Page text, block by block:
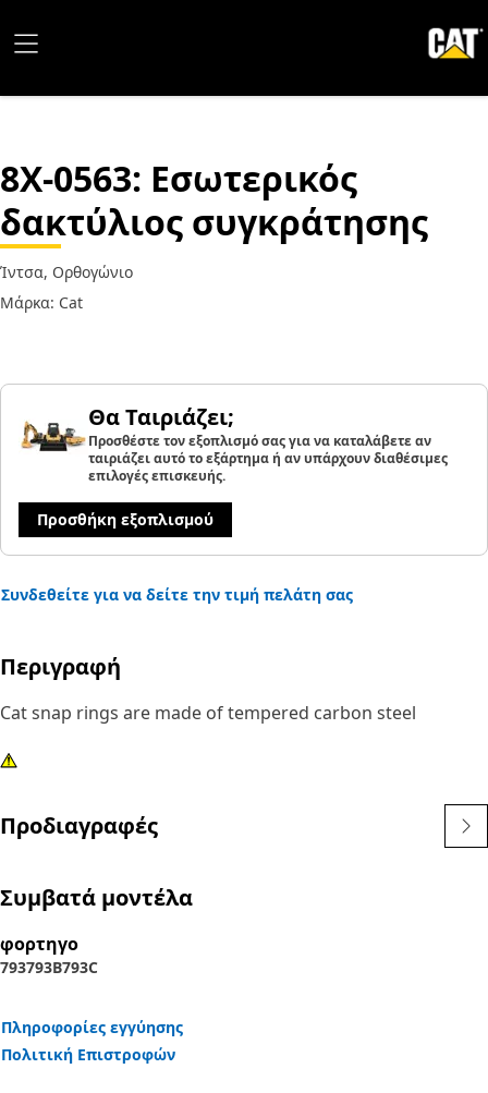
8X-0563: Εσωτερικός
δακτύλιος συγκράτησης
Ίντσα, Ορθογώνιο
Μάρκα: Cat
Θα Ταιριάζει;
Προσθέστε τον εξοπλισμό σας για να καταλάβετε αν
ταιριάζει αυτό το εξάρτημα ή αν υπάρχουν διαθέσιμες
επιλογές επισκευής.
Προσθήκη εξοπλισμού
Συνδεθείτε για να δείτε την τιμή πελάτη σας
Περιγραφή
Cat snap rings are made of tempered carbon steel
Προδιαγραφές
Συμβατά μοντέλα
φορτηγο
793793B793C
Πληροφορίες εγγύησης
Πολιτική Επιστροφών